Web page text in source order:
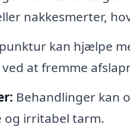
nakkesmerter,
kan hjælpe
at fremme
Behandlinger kan
og irritabel tarm.